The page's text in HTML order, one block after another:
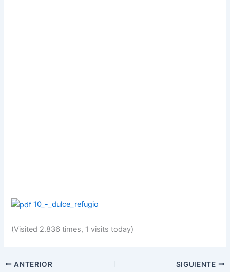
10_-_dulce_refugio
(Visited 2.836 times, 1 visits today)
ANTERIOR SIGUIENTE